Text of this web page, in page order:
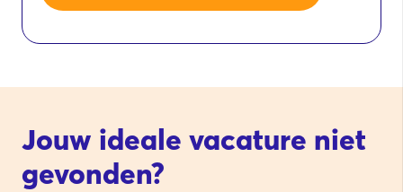
Jouw ideale vacature niet
gevonden?